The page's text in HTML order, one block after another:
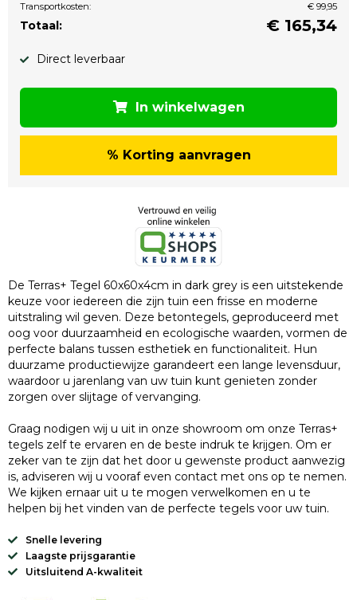
Transportkosten:
€ 99,95
Totaal: € 165,34
Direct leverbaar
In winkelwagen
% Korting aanvragen
De Terras+ Tegel 60x60x4cm in dark grey is een uitstekende
keuze voor iedereen die zijn tuin een frisse en moderne
uitstraling wil geven. Deze betontegels, geproduceerd met
oog voor duurzaamheid en ecologische waarden, vormen de
perfecte balans tussen esthetiek en functionaliteit. Hun
duurzame productiewijze garandeert een lange levensduur,
waardoor u jarenlang van uw tuin kunt genieten zonder
zorgen over slijtage of vervanging.
Graag nodigen wij u uit in onze showroom om onze Terras+
tegels zelf te ervaren en de beste indruk te krijgen. Om er
zeker van te zijn dat het door u gewenste product aanwezig
is, adviseren wij u vooraf even contact met ons op te nemen.
We kijken ernaar uit u te mogen verwelkomen en u te
helpen bij het vinden van de perfecte tegels voor uw tuin.
Snelle levering
Laagste prijsgarantie
Uitsluitend A-kwaliteit